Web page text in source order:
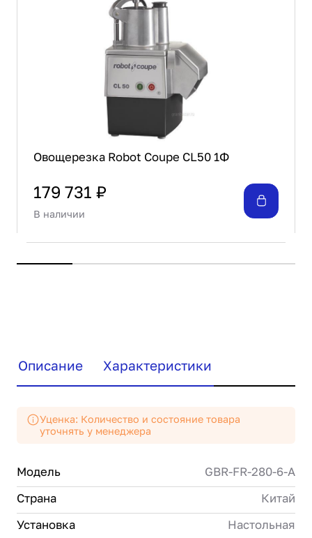
Овощерезка Robot Coupe CL50 1Ф
179 731 ₽
В наличии
Описание Характеристики
Уценка: Количество и состояние товара
уточнять у менеджера
Модель
GBR-FR-280-6-А
Страна
Китай
Установка
Настольная